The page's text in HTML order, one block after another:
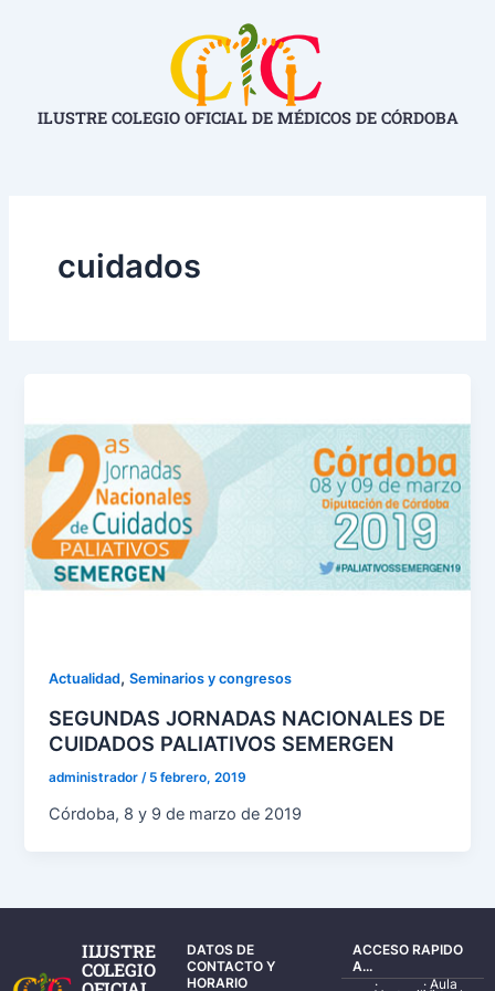
ILUSTRE COLEGIO OFICIAL DE MÉDICOS DE CÓRDOBA
cuidados
Actualidad,Seminarios y congresos
SEGUNDAS JORNADAS NACIONALES DE
CUIDADOS PALIATIVOS SEMERGEN
administrador/ 5 febrero, 2019
Córdoba, 8 y 9 de marzo de 2019
ILUSTRE
COLEGIO
DATOS DE
CONTACTO Y
HORARIO
ACCESO RAPIDO
A...
·
·Aula